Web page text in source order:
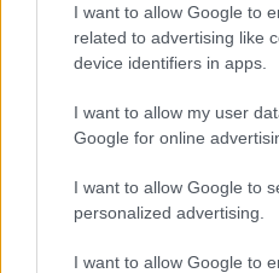
I want to allow Google to
related to advertising like
device identifiers in apps.
I want to allow my user
Google for online
I want to allow Google to
personalized advertising.
I want to allow Google to
EMBEREK
20 felvétel, amit